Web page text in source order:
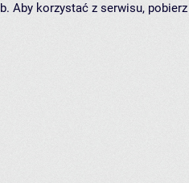
Aby korzystać z serwisu,